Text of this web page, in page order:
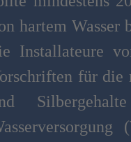
hartem Wasser
Installateure
für die